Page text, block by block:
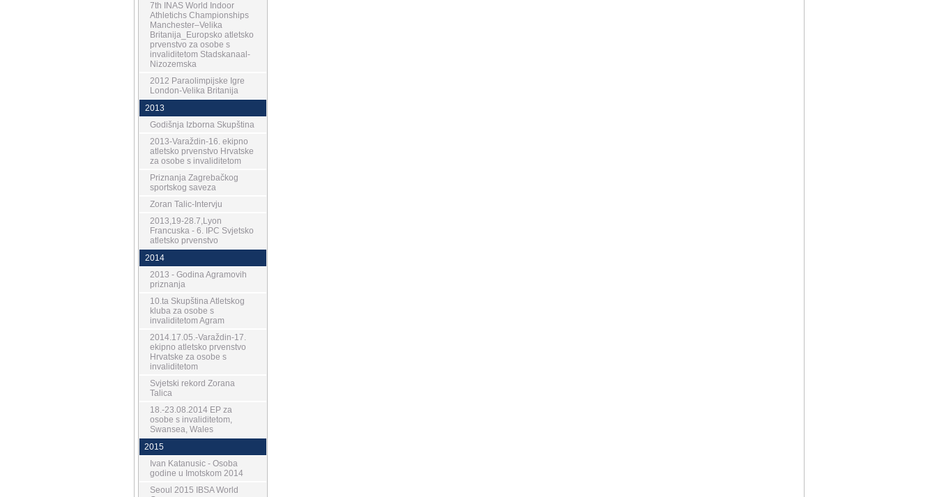
7th INAS World Indoor
Athletichs Championships
Manchester–Velika
Britanija_Europsko atletsko
prvenstvo za osobe s
invaliditetom Stadskanaal-
Nizozemska
2012 Paraolimpijske Igre
London-Velika Britanija
2013
Godišnja Izborna Skupština
2013-Varaždin-16. ekipno
atletsko prvenstvo Hrvatske
za osobe s invaliditetom
Priznanja Zagrebačkog
sportskog saveza
Zoran Talic-Intervju
2013,19-28.7,Lyon
Francuska - 6. IPC Svjetsko
atletsko prvenstvo
2014
2013 - Godina Agramovih
priznanja
10.ta Skupština Atletskog
kluba za osobe s
invaliditetom Agram
2014.17.05.-Varaždin-17.
ekipno atletsko prvenstvo
Hrvatske za osobe s
invaliditetom
Svjetski rekord Zorana
Talica
18.-23.08.2014 EP za
osobe s invaliditetom,
Swansea, Wales
2015
Ivan Katanusic - Osoba
godine u Imotskom 2014
Seoul 2015 IBSA World